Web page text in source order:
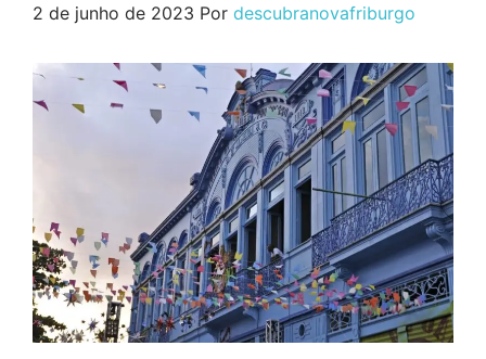
2 de junho de 2023 Por descubranovafriburgo